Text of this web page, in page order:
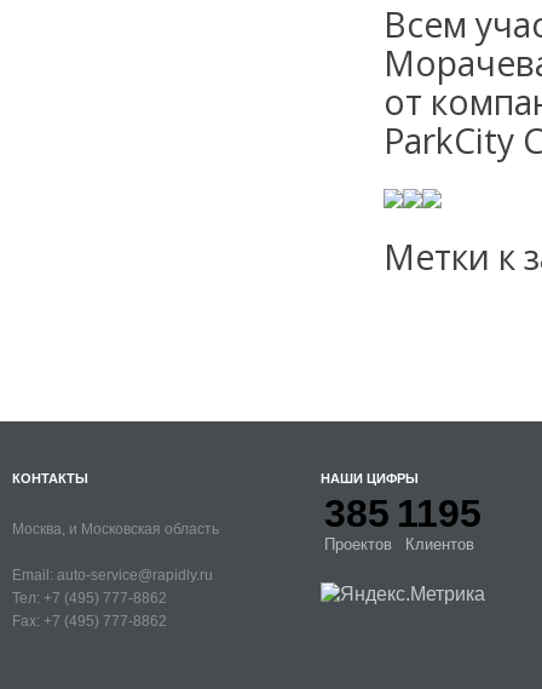
Всем
от
ParkCity
Метки к
КОНТАКТЫ
Москва, и Московская область
Email: auto-service@rapidly.ru
Тел: +7 (495) 777-8862
Fax: +7 (495) 777-8862
НАШИ ЦИФРЫ
385
Проектов
1195
Клиентов